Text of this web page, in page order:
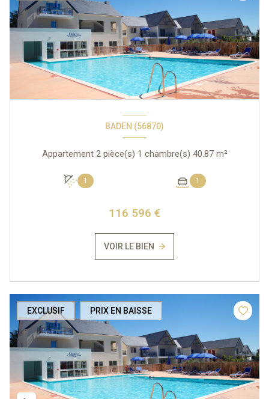
BADEN (56870)
Appartement 2 pièce(s) 1 chambre(s) 40.87 m²
1 1
116 596 €
VOIR LE BIEN
EXCLUSIF PRIX EN BAISSE